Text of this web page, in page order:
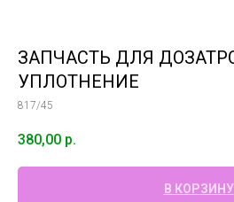
ЗАПЧАСТЬ ДЛЯ
УПЛОТНЕНИЕ
817/45
380,00 р.
В КОРЗИНУ